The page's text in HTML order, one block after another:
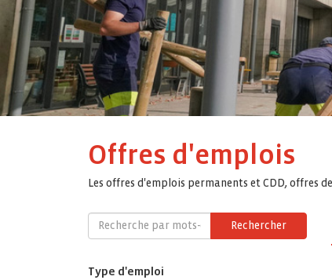
Offres d'emplois
Les offres d'emplois permanents et CDD, offres
Rechercher
Type d'emploi